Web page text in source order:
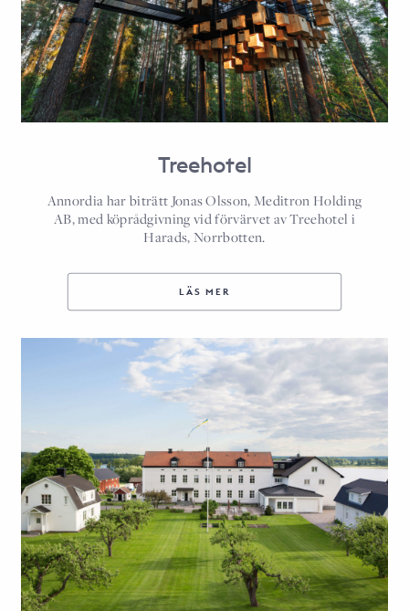
Treehotel
Annordia har biträtt Jonas Olsson, Meditron Holding
AB, med köprådgivning vid förvärvet av Treehotel i
Harads, Norrbotten.
LÄS MER